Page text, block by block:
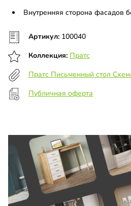
Внутренняя сторона фасадов
Артикул: 100040
Коллекция: Пратс
Пратс Письменный стол
Публичная оферта